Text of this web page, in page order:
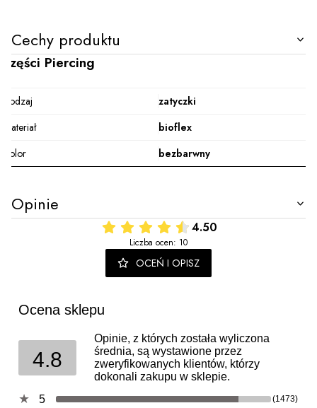
Cechy produktu
Części Piercing
Rodzaj
zatyczki
Materiał
bioflex
Kolor
bezbarwny
Opinie
4.50
Liczba ocen: 10
OCEŃ I OPISZ
Ocena sklepu
4.8
Opinie, z których została wyliczona
średnia, są wystawione przez
zweryfikowanych klientów, którzy
dokonali zakupu w sklepie.
5
(1473)